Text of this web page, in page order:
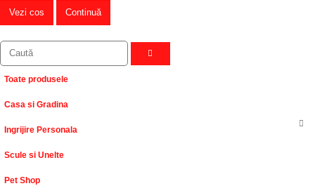
Vezi cos Continuă
Toate produsele
Casa si Gradina
Ingrijire Personala
Scule si Unelte
Pet Shop